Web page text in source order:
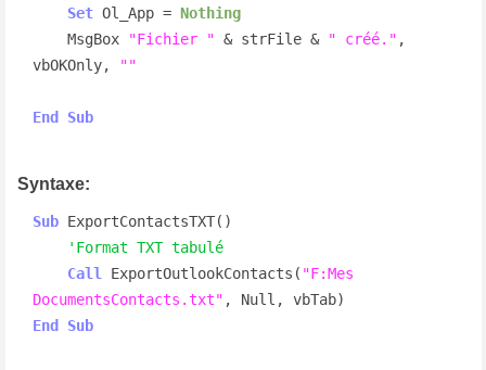
Set Ol_App = Nothing
    MsgBox
"Fichier " & strFile & " créé." ,
vbOKOnly,
""
End Sub
Syntaxe:
Sub ExportContactsTXT()
'Format TXT tabulé
Call
ExportOutlookContacts( "F:Mes
DocumentsContacts.txt"
End Sub